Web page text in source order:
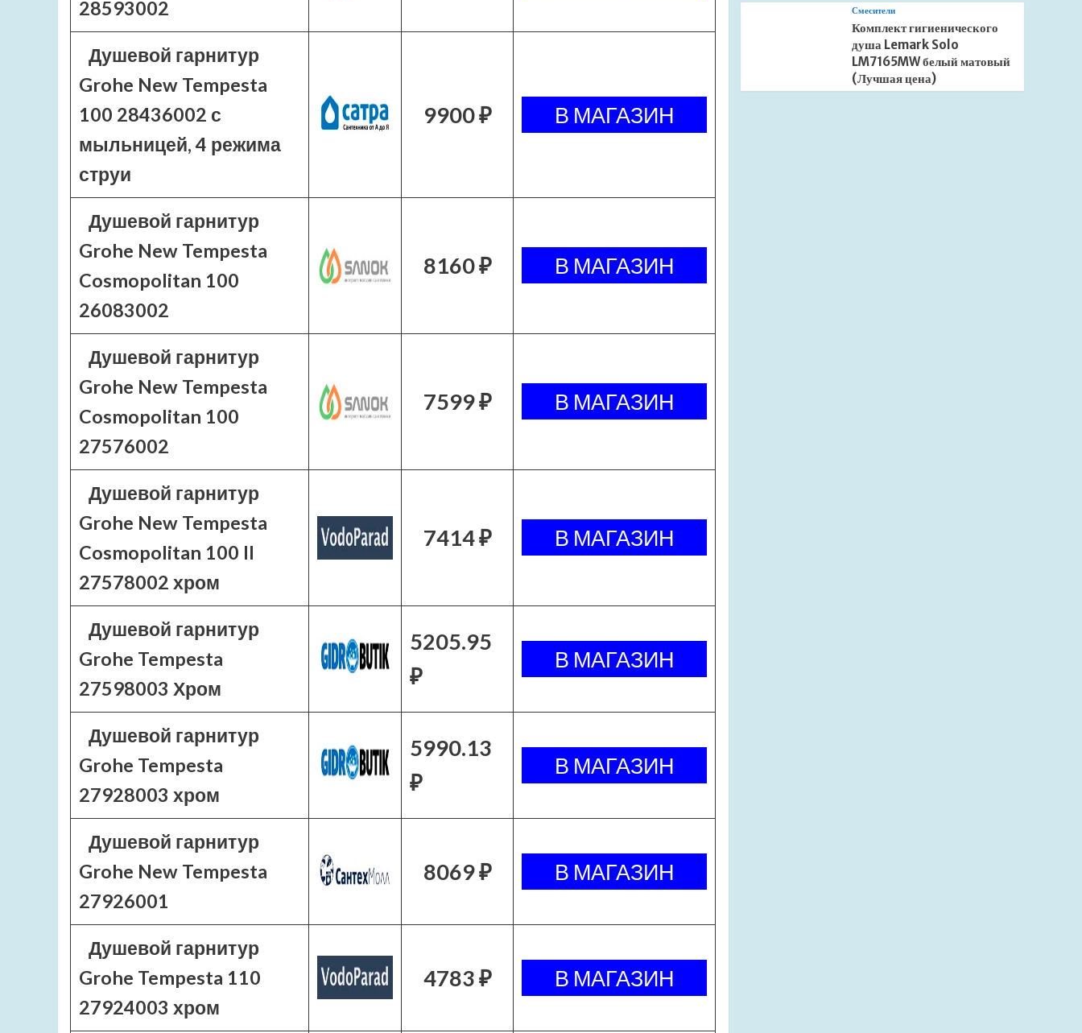
28593002
Душевой гарнитур
Grohe New Tempesta
100 28436002 с
мыльницей, 4 режима
струи
9900 ₽
Душевой гарнитур
Grohe New Tempesta
Cosmopolitan 100
26083002
8160 ₽
Душевой гарнитур
Grohe New Tempesta
Cosmopolitan 100
27576002
7599 ₽
Душевой гарнитур
Grohe New Tempesta
Cosmopolitan 100 II
27578002 хром
7414 ₽
Душевой гарнитур
Grohe Tempesta
27598003 Хром
5205.95
₽
Душевой гарнитур
Grohe Tempesta
27928003 хром
5990.13
₽
Душевой гарнитур
Grohe New Tempesta
27926001
8069 ₽
Душевой гарнитур
Grohe Tempesta 110
27924003 хром
4783 ₽
Смесители
Комплект гигиенического
душа Lemark Solo
LM7165MW белый матовый
(Лучшая цена)